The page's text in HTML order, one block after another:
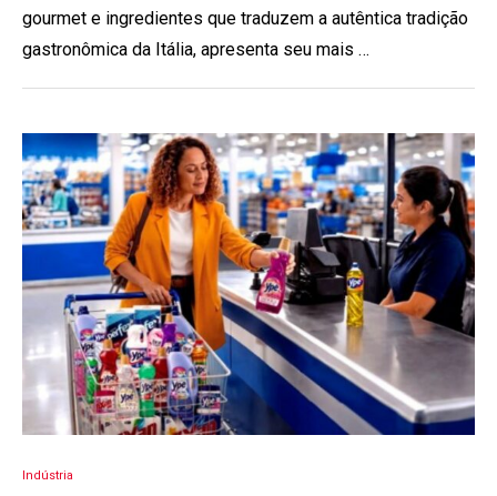
gourmet e ingredientes que traduzem a autêntica tradição
gastronômica da Itália, apresenta seu mais …
Indústria